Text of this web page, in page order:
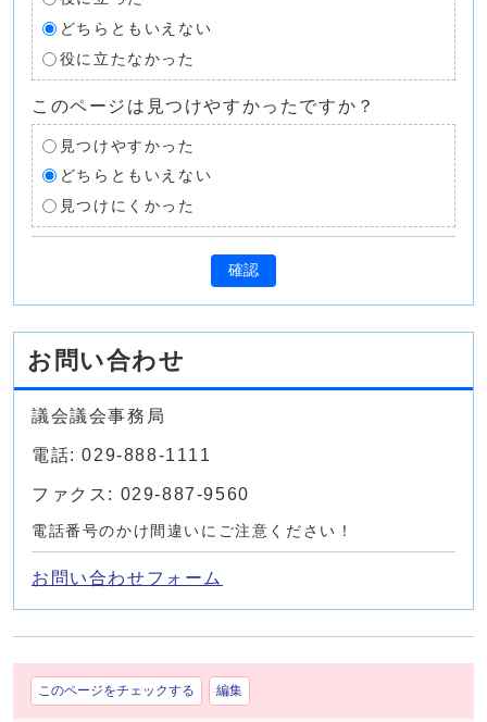
どちらともいえない
役に立たなかった
このページは見つけやすかったですか？
見つけやすかった
どちらともいえない
見つけにくかった
確認
お問い合わせ
議会議会事務局
電話: 029-888-1111
ファクス: 029-887-9560
電話番号のかけ間違いにご注意ください！
お問い合わせフォーム
このページをチェックする 編集